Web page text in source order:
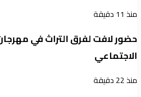
منذ 11 دقيقة
حضور لافت لفرق التراث في
الاجتماعي
منذ 22 دقيقة